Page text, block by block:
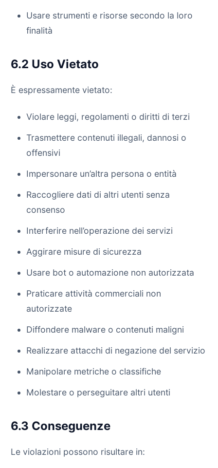
Usare strumenti e risorse secondo la loro
finalità
6.2 Uso Vietato
È espressamente vietato:
Violare leggi, regolamenti o diritti di terzi
Trasmettere contenuti illegali, dannosi o
offensivi
Impersonare un’altra persona o entità
Raccogliere dati di altri utenti senza
consenso
Interferire nell’operazione dei servizi
Aggirare misure di sicurezza
Usare bot o automazione non autorizzata
Praticare attività commerciali non
autorizzate
Diffondere malware o contenuti maligni
Realizzare attacchi di negazione del servizio
Manipolare metriche o classifiche
Molestare o perseguitare altri utenti
6.3 Conseguenze
Le violazioni possono risultare in: